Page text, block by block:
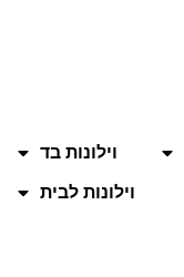
וילונות בד
וילונות לבית